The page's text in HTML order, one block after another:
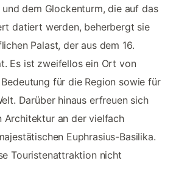
dem Glockenturm, die auf das
datiert werden, beherbergt sie
Palast, der aus dem 16.
Es ist zweifellos ein Ort von
für die Region sowie für
Darüber hinaus erfreuen sich
Architektur an der vielfach
Euphrasius-Basilika.
Touristenattraktion nicht